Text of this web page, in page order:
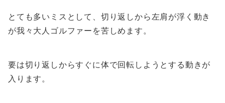
とても多いミスとして、切り返しから左肩が浮く動き
が我々大人ゴルファーを苦しめます。
要は切り返しからすぐに体で回転しようとする動きが
入ります。